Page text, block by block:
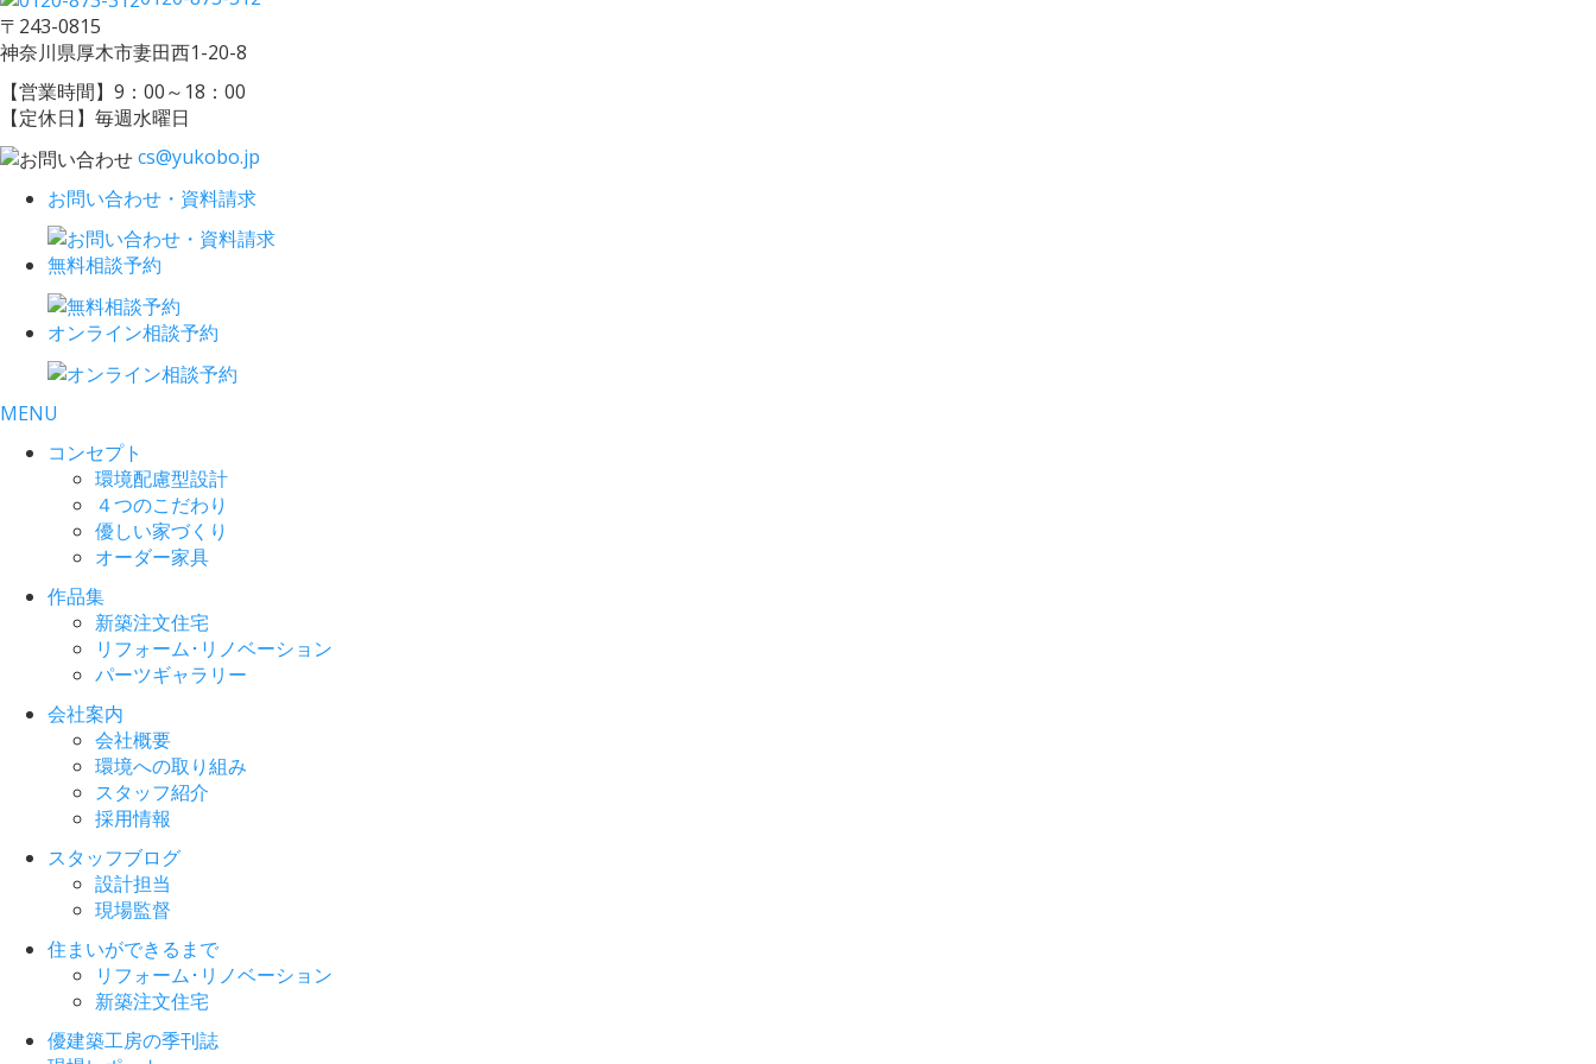
〒243-0815
神奈川県厚木市妻田西1-20-8
【営業時間】9：00～18：00
【定休日】毎週水曜日
cs@yukobo.jp
お問い合わせ・資料請求
無料相談予約
オンライン相談予約
MENU
コンセプト
環境配慮型設計
４つのこだわり
優しい家づくり
オーダー家具
作品集
新築注文住宅
リフォーム･リノベーション
パーツギャラリー
会社案内
会社概要
環境への取り組み
スタッフ紹介
採用情報
スタッフブログ
設計担当
現場監督
住まいができるまで
リフォーム･リノベーション
新築注文住宅
優建築工房の季刊誌